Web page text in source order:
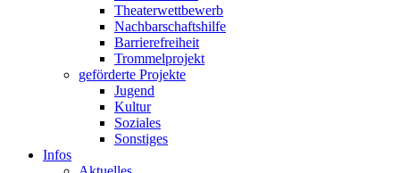
Theaterwettbewerb
Nachbarschaftshilfe
Barrierefreiheit
Trommelprojekt
geförderte Projekte
Jugend
Kultur
Soziales
Sonstiges
Infos